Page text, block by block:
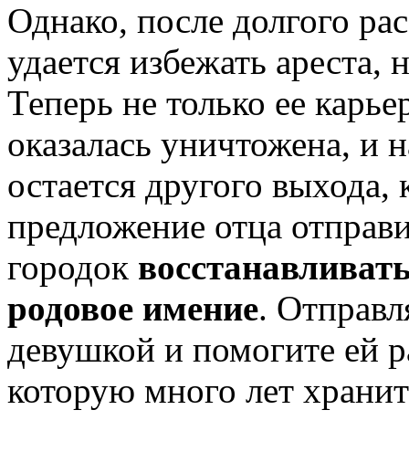
Однако, после долгого
удается избежать
Теперь не только ее
оказалась уничтожена, и
остается другого выхода,
предложение отца
городок
родовое имение.
девушкой и помогите ей
которую много лет